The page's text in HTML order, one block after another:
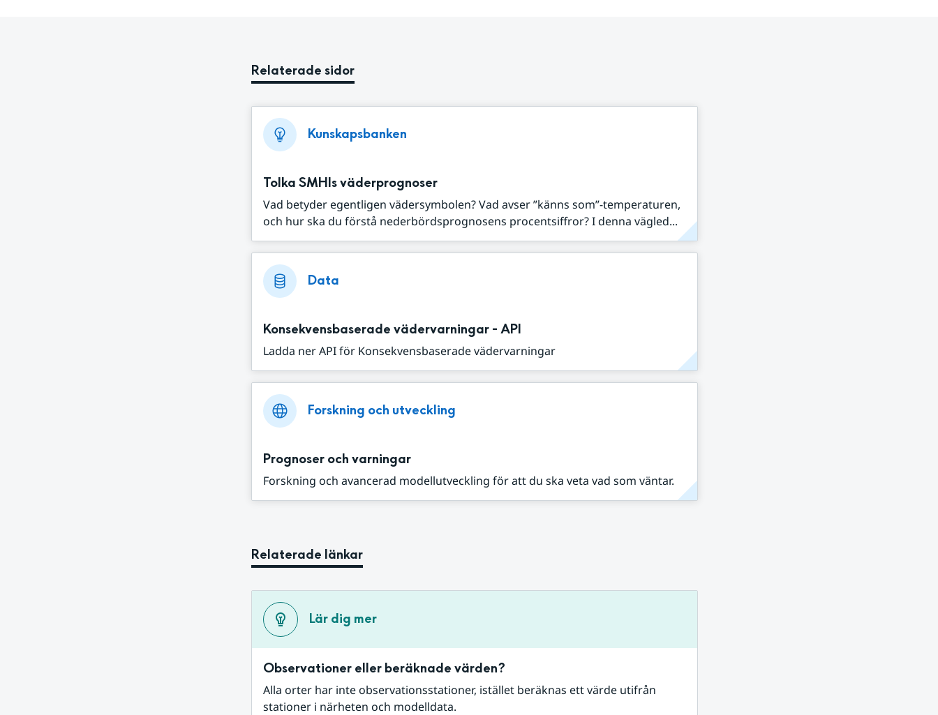
Relaterade sidor
Kunskapsbanken
Tolka SMHIs väderprognoser
Vad betyder egentligen vädersymbolen? Vad avser ”känns som”-temperaturen,
och hur ska du förstå nederbördsprognosens procentsiffror? I denna vägled...
Data
Konsekvensbaserade vädervarningar - API
Ladda ner API för Konsekvensbaserade vädervarningar
Forskning och utveckling
Prognoser och varningar
Forskning och avancerad modellutveckling för att du ska veta vad som väntar.
Relaterade länkar
Lär dig mer
Observationer eller beräknade värden?
Alla orter har inte observationsstationer, istället beräknas ett värde utifrån
stationer i närheten och modelldata.